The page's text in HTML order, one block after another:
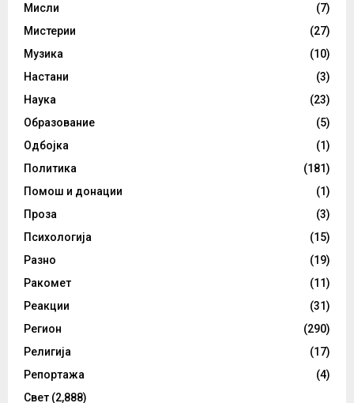
Мисли
(7)
Мистерии
(27)
Музика
(10)
Настани
(3)
Наука
(23)
Образование
(5)
Одбојка
(1)
Политика
(181)
Помош и донации
(1)
Проза
(3)
Психологија
(15)
Разно
(19)
Ракомет
(11)
Реакции
(31)
Регион
(290)
Религија
(17)
Репортажа
(4)
Свет (2,888)